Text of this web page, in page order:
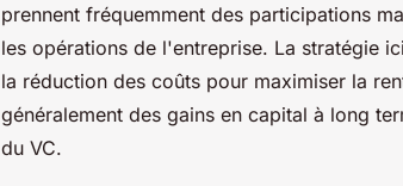
prennent fréquemment des participations
les opérations de l'entreprise. La stratégie
la réduction des coûts pour maximiser la
généralement des gains en capital à long
du VC.